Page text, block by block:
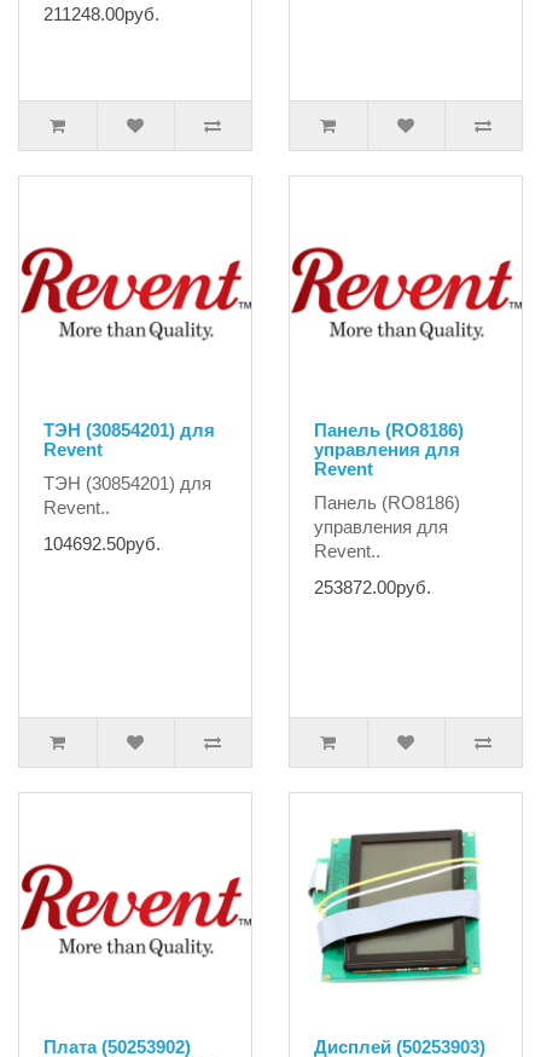
211248.00руб.
ТЭН (30854201) для
Revent
ТЭН (30854201) для
Revent..
104692.50руб.
Панель (RO8186)
управления для
Revent
Панель (RO8186)
управления для
Revent..
253872.00руб.
Плата (50253902)
Дисплей (50253903)